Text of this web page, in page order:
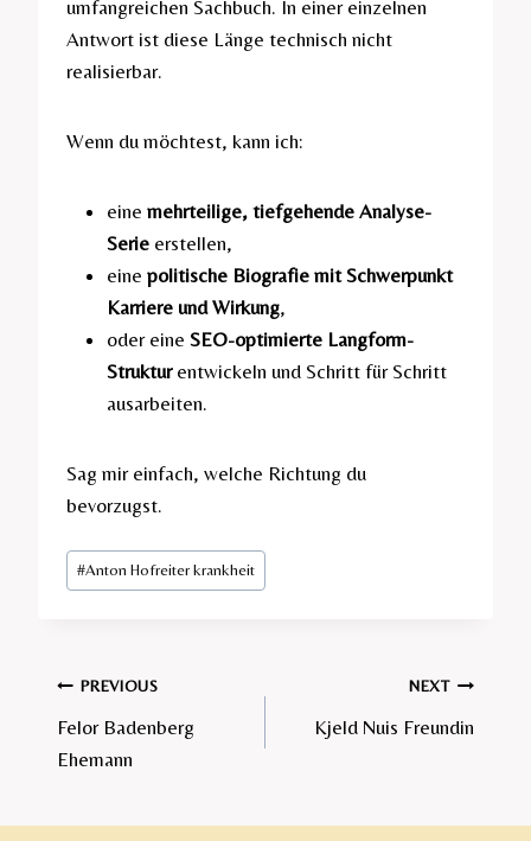
umfangreichen Sachbuch. In einer einzelnen
Antwort ist diese Länge technisch nicht
realisierbar.
Wenn du möchtest, kann ich:
eine mehrteilige, tiefgehende Analyse-
Serie erstellen,
eine politische Biografie mit Schwerpunkt
Karriere und Wirkung,
oder eine SEO-optimierte Langform-
Strukturentwickeln und Schritt für Schritt
ausarbeiten.
Sag mir einfach, welche Richtung du
bevorzugst.
Post
Tags:
#Anton Hofreiter krankheit
Post
navigation
PREVIOUS
Felor Badenberg
Ehemann
NEXT
Kjeld Nuis Freundin